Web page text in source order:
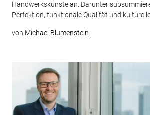
Handwerkskünste an. Darunter
Perfektion, funktionale Qualität und kulturelle
von Michael Blumenstein